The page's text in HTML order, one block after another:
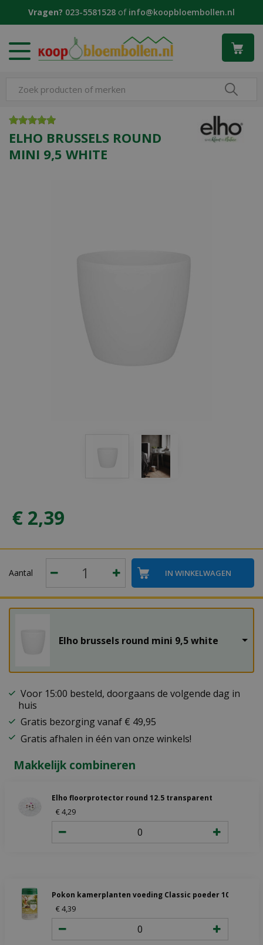
Vragen? 023-5581528 of info@koopbloembollen.nl
ELHO BRUSSELS ROUND
MINI 9,5 WHITE
€ 2,39
Aantal
Elho brussels round mini 9,5 white
Voor 15:00 besteld, doorgaans de volgende dag in
huis
Gratis bezorging vanaf € 49,95
Gratis afhalen in één van onze winkels!
Makkelijk combineren
Elho floorprotector round 12.5 transparent
€4,29
Pokon kamerplanten voeding Classic poeder 100gr
€4,39